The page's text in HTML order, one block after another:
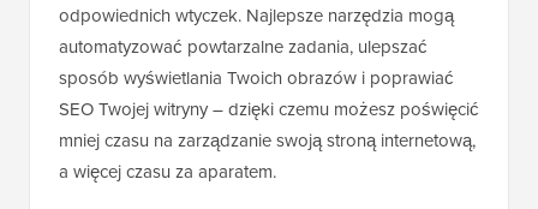
odpowiednich wtyczek. Najlepsze narzędzia mogą
automatyzować powtarzalne zadania, ulepszać
sposób wyświetlania Twoich obrazów i poprawiać
SEO Twojej witryny – dzięki czemu możesz poświęcić
mniej czasu na zarządzanie swoją stroną internetową,
a więcej czasu za aparatem.